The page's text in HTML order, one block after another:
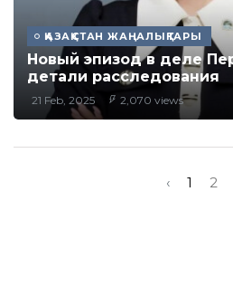
ҚАЗАҚСТАН ЖАҢАЛЫҚТАРЫ
Новый эпизод в деле
детали расследования
21 Feb, 2025 2,070 views
‹ 1 2